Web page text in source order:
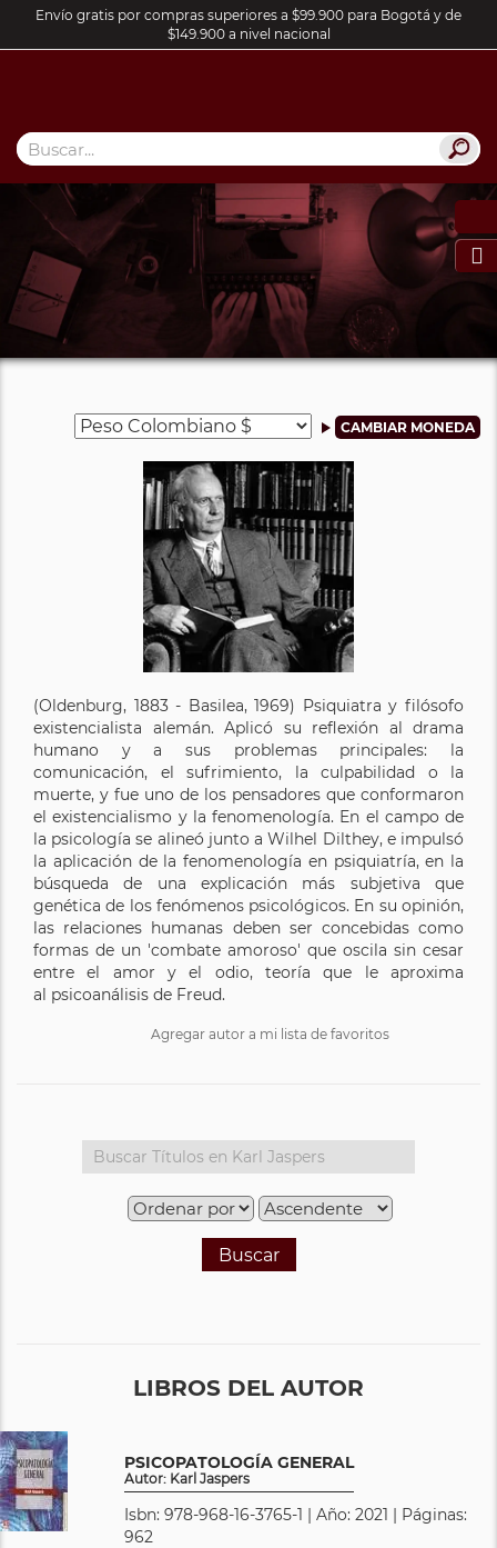
Envío gratis por compras superiores a $99.900 para Bogotá y de
$149.900 a nivel nacional

(Oldenburg, 1883 - Basilea, 1969) Psiquiatra y filósofo
existencialista alemán. Aplicó su reflexión al drama
humano y a sus problemas principales: la
comunicación, el sufrimiento, la culpabilidad o la
muerte, y fue uno de los pensadores que conformaron
el existencialismo y la fenomenología. En el campo de
la psicología se alineó junto a Wilhel Dilthey, e impulsó
la aplicación de la fenomenología en psiquiatría, en la
búsqueda de una explicación más subjetiva que
genética de los fenómenos psicológicos. En su opinión,
las relaciones humanas deben ser concebidas como
formas de un 'combate amoroso' que oscila sin cesar
entre el amor y el odio, teoría que le aproxima
al psicoanálisis de Freud.
Agregar autor a mi lista de favoritos
Buscar
LIBROS DEL AUTOR
PSICOPATOLOGÍA GENERAL
Autor: Karl Jaspers
Isbn: 978-968-16-3765-1 | Año: 2021 | Páginas:
962